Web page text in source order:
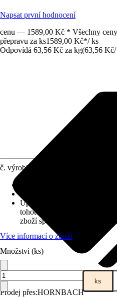
Napsat první hodnocení
cenu — 1589,00 Kč * Všechny
přepravu za ks1589,00 Kč*/ ks
Odpovídá 63,56 Kč za kg(63,56 Kč/
Prodej přes:HORNBACH
č. výrobku
Upozornění: toto zboží bylo
tohoto důvodu nemůžete
zboží společnosti Hornbach
Více informací o zboží
Množství (ks)
ks